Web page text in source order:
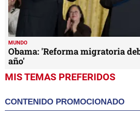
MUNDO
Obama: 'Reforma migratoria
año'
MIS TEMAS PREFERIDOS
CONTENIDO PROMOCIONADO